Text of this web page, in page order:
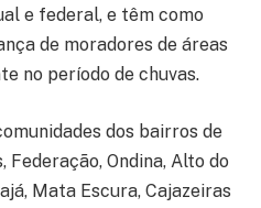
e federal, e têm como
de moradores de áreas
no período de chuvas.
dos bairros de
Ondina, Alto do
Mata Escura, Cajazeiras